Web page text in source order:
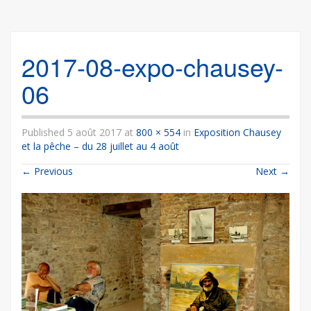
2017-08-expo-chausey-
06
Published 5 août 2017 at 800 × 554 in Exposition Chausey
et la pêche – du 28 juillet au 4 août
← Previous Next →